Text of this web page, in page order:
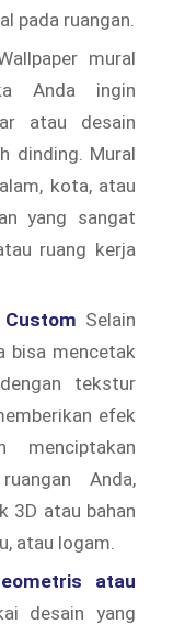
pada ruangan.
mural
Anda ingin
atau desain
dinding. Mural
kota, atau
yang sangat
ruang kerja
Selain
bisa mencetak
tekstur
efek
Anda,
3D atau bahan
atau logam.
atau
desain yang